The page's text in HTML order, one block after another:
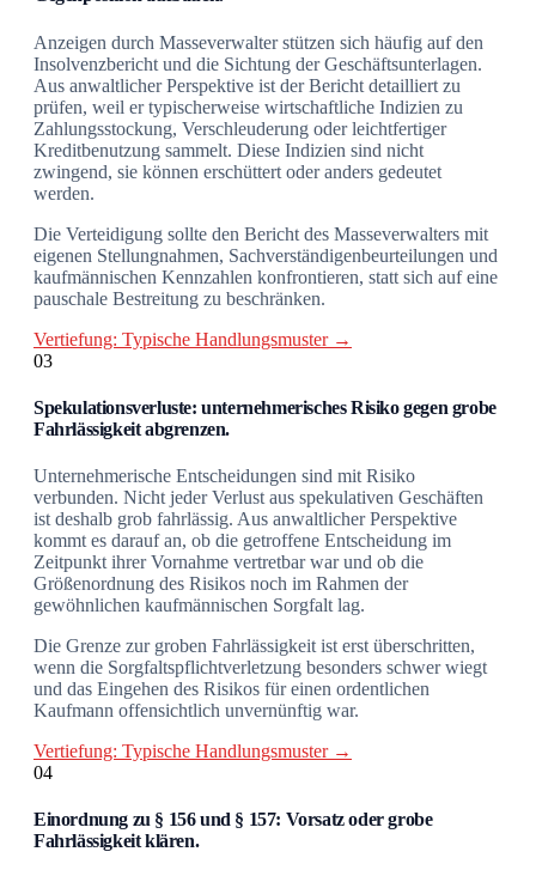
Anzeigen durch Masseverwalter stützen sich häufig auf den
Insolvenzbericht und die Sichtung der Geschäftsunterlagen.
Aus anwaltlicher Perspektive ist der Bericht detailliert zu
prüfen, weil er typischerweise wirtschaftliche Indizien zu
Zahlungsstockung, Verschleuderung oder leichtfertiger
Kreditbenutzung sammelt. Diese Indizien sind nicht
zwingend, sie können erschüttert oder anders gedeutet
werden.
Die Verteidigung sollte den Bericht des Masseverwalters mit
eigenen Stellungnahmen, Sachverständigenbeurteilungen und
kaufmännischen Kennzahlen konfrontieren, statt sich auf eine
pauschale Bestreitung zu beschränken.
Vertiefung: Typische Handlungsmuster →
03
Spekulationsverluste: unternehmerisches Risiko gegen grobe
Fahrlässigkeit abgrenzen.
Unternehmerische Entscheidungen sind mit Risiko
verbunden. Nicht jeder Verlust aus spekulativen Geschäften
ist deshalb grob fahrlässig. Aus anwaltlicher Perspektive
kommt es darauf an, ob die getroffene Entscheidung im
Zeitpunkt ihrer Vornahme vertretbar war und ob die
Größenordnung des Risikos noch im Rahmen der
gewöhnlichen kaufmännischen Sorgfalt lag.
Die Grenze zur groben Fahrlässigkeit ist erst überschritten,
wenn die Sorgfaltspflichtverletzung besonders schwer wiegt
und das Eingehen des Risikos für einen ordentlichen
Kaufmann offensichtlich unvernünftig war.
Vertiefung: Typische Handlungsmuster →
04
Einordnung zu § 156 und § 157: Vorsatz oder grobe
Fahrlässigkeit klären.